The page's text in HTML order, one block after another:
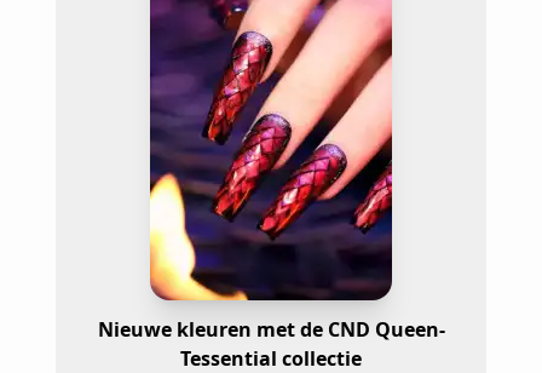
Nieuwe kleuren met de CND Queen-
Tessential collectie